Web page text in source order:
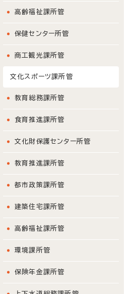
高齢福祉課所管
保健センター所管
商工観光課所管
文化スポーツ課所管
教育総務課所管
食育推進課所管
文化財保護センター所管
教育推進課所管
都市政策課所管
建築住宅課所管
高齢福祉課所管
環境課所管
保険年金課所管